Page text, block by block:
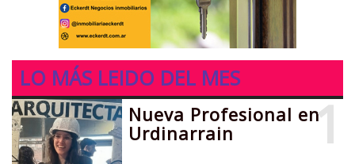
LO MÁS LEIDO DEL MES
1
Nueva Profesional en
Urdinarrain